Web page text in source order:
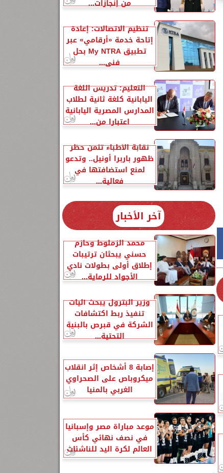
من إنجازات...
تنظيم الاتصالات: إعادة
إتاحة خدمة «أرقامي» عبر
تطبيق My NTRA بحل
فني...
التعليم: تدريس اللغة
اليابانية كلغة ثانية لطلاب
المدارس المصرية اليابانية
اعتبارا من...
نقابة الأطباء تثمن حظر
ظهور باربرا أونيل.. وتدعو
لمنع استضافتها في
فعالية...
آخر الأخبار
محمد الزملوط وحازم
حسني يبحثان ترتيبات
إطلاق أولى بطولات نادي
الأجواد للرماية...
وزير البترول يبحث آليات
تنفيذ ربط اكتشافات
الشركة في قبرص بالبنية
التحتية...
إصابة 8 أشخاص إثر انقلاب
ميكروباص على الصحراوي
الغربي بالمنيا
موعد مباراة مصر وإسبانيا
في نصف نهائي كأس
العالم لكرة اليد للناشئات